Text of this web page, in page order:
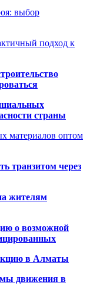
выбор
подход к
страны
материалов оптом
транзитом через
жителям
о возможной
в Алматы
движения в